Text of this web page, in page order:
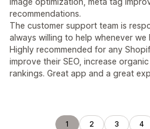
recommendations.
The customer support team is
always willing to help whenever we
Highly recommended for any
improve their SEO, increase
rankings. Great app and a great
1 2 3 4